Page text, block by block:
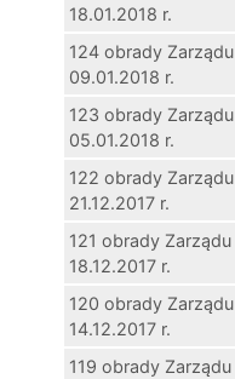
18.01.2018 r.
124 obrady Zarządu
09.01.2018 r.
123 obrady Zarządu
05.01.2018 r.
122 obrady Zarządu
21.12.2017 r.
121 obrady Zarządu
18.12.2017 r.
120 obrady Zarządu
14.12.2017 r.
119 obrady Zarządu